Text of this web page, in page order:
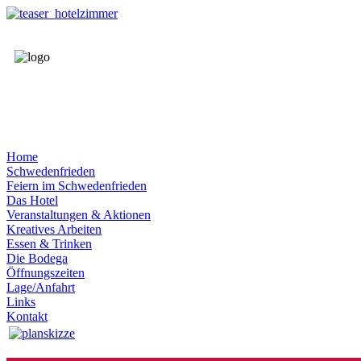
Home
Schwedenfrieden
Feiern im Schwedenfrieden
Das Hotel
Veranstaltungen & Aktionen
Kreatives Arbeiten
Essen & Trinken
Die Bodega
Öffnungszeiten
Lage/Anfahrt
Links
Kontakt